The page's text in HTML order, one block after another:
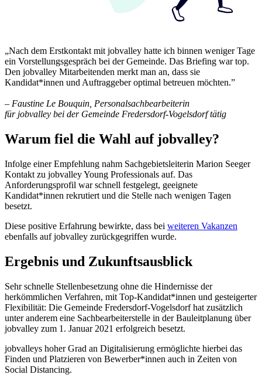
„Nach dem Erstkontakt mit jobvalley hatte ich binnen weniger Tage
ein Vorstellungsgespräch bei der Gemeinde. Das Briefing war top.
Den jobvalley Mitarbeitenden merkt man an, dass sie
Kandidat*innen und Auftraggeber optimal betreuen möchten.”
– Faustine Le Bouquin, Personalsachbearbeiterin
für jobvalley bei der Gemeinde Fredersdorf-Vogelsdorf tätig
Warum fiel die Wahl auf jobvalley?
Infolge einer Empfehlung nahm Sachgebietsleiterin Marion Seeger
Kontakt zu jobvalley Young Professionals auf. Das
Anforderungsprofil war schnell festgelegt, geeignete
Kandidat*innen rekrutiert und die Stelle nach wenigen Tagen
besetzt.
Diese positive Erfahrung bewirkte, dass bei weiteren Vakanzen
ebenfalls auf jobvalley zurückgegriffen wurde.
Ergebnis und Zukunftsausblick
Sehr schnelle Stellenbesetzung ohne die Hindernisse der
herkömmlichen Verfahren, mit Top-Kandidat*innen und gesteigerter
Flexibilität: Die Gemeinde Fredersdorf-Vogelsdorf hat zusätzlich
unter anderem eine Sachbearbeiterstelle in der Bauleitplanung über
jobvalley zum 1. Januar 2021 erfolgreich besetzt.
jobvalleys hoher Grad an Digitalisierung ermöglichte hierbei das
Finden und Platzieren von Bewerber*innen auch in Zeiten von
Social Distancing.